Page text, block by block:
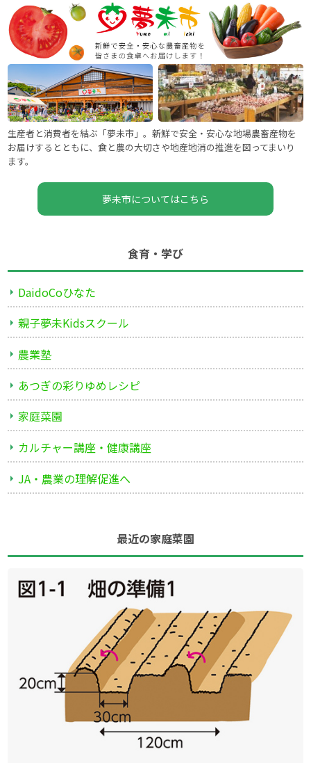
生産者と消費者を結ぶ「夢未市」。新鮮で安全・安心な地場農畜産物を
お届けするとともに、食と農の大切さや地産地消の推進を図ってまいり
ます。
夢未市についてはこちら
食育・学び
DaidoCoひなた
親子夢未Kidsスクール
農業塾
あつぎの彩りゆめレシピ
家庭菜園
カルチャー講座・健康講座
JA・農業の理解促進へ
最近の家庭菜園